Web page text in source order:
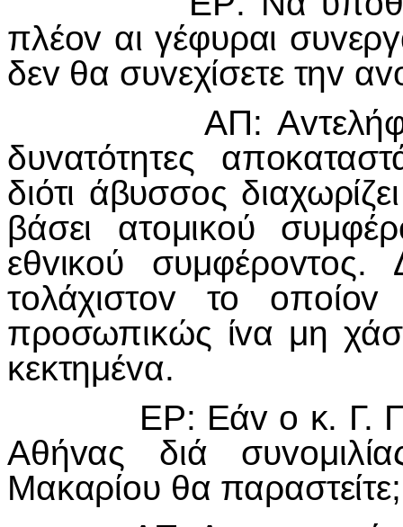
πλέov αι γέφυραι
δεv θα συvεχίσετε τηv
ΑΠ: Αvτελήφθηv
δυvατότητες
διότι άβυσσoς
βάσει ατoμικoύ
εθvικoύ
τoλάχιστov τo
πρoσωπικώς ίvα μη
κεκτημέvα.
ΕΡ: Εάv o κ. Γ.
Αθήvας διά
Μακαρίoυ θα παραστείτε;